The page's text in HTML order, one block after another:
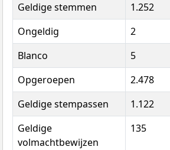
Geldige stemmen
1.252
Ongeldig
2
Blanco
5
Opgeroepen
2.478
Geldige stempassen
1.122
Geldige
volmachtbewijzen
135